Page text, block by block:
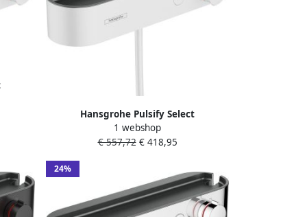
Hansgrohe Pulsify Select
douchethermostaat met showertablet
40cm mat wit 24360700
1 webshop
€ 557,72€ 418,95
24%